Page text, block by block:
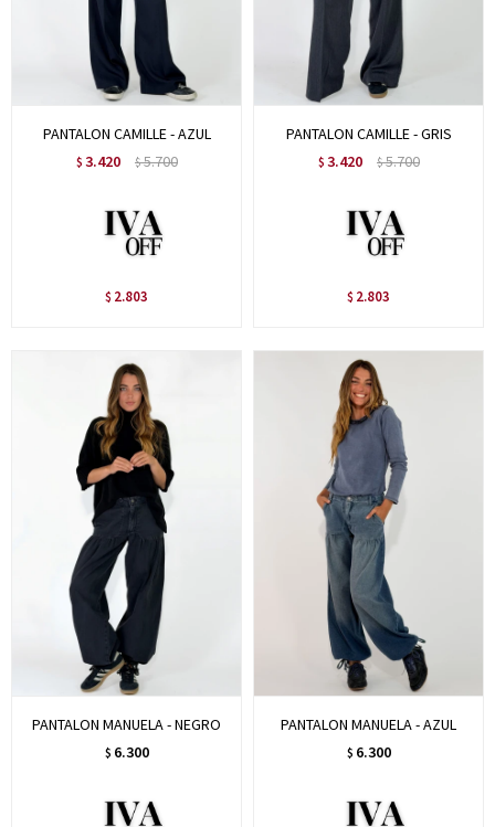
PANTALON CAMILLE - AZUL
$ 3.420 $5.700
$ 2.803
PANTALON CAMILLE - GRIS
$ 3.420 $5.700
$ 2.803
PANTALON MANUELA - NEGRO
$ 6.300
PANTALON MANUELA - AZUL
$ 6.300